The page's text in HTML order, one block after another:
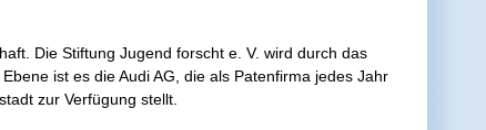
Die Stiftung Jugend forscht e. V. wird durch das
ist es die Audi AG, die als Patenfirma jedes Jahr
zur Verfügung stellt.